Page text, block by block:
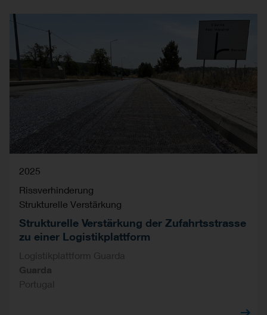
2025
Rissverhinderung
Strukturelle Verstärkung
Strukturelle Verstärkung der Zufahrtsstrasse
zu einer Logistikplattform
Logistikplattform Guarda
Guarda
Portugal